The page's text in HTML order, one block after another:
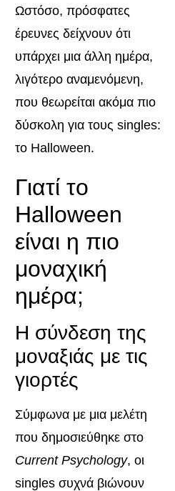
Ωστόσο, πρόσφατες
έρευνες δείχνουν ότι
υπάρχει μια άλλη ημέρα,
λιγότερο αναμενόμενη,
που θεωρείται ακόμα πιο
δύσκολη για τους singles:
το Halloween.
Γιατί το
Halloween
είναι η πιο
μοναχική
ημέρα;
Η σύνδεση της
μοναξιάς με τις
γιορτές
Σύμφωνα με μια μελέτη
που δημοσιεύθηκε στο
Current Psychology, οι
singles συχνά βιώνουν